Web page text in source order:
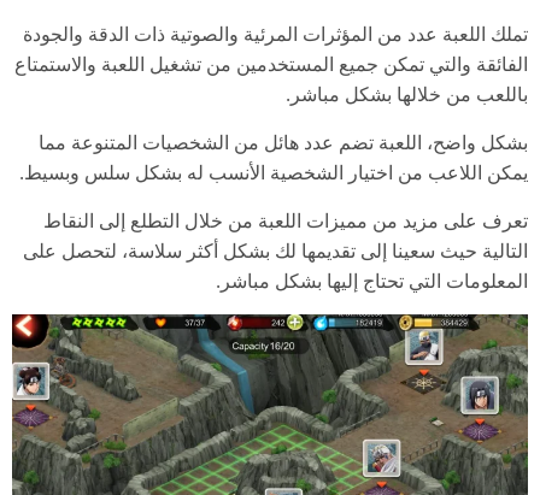
تملك اللعبة عدد من المؤثرات المرئية والصوتية ذات الدقة والجودة
الفائقة والتي تمكن جميع المستخدمين من تشغيل اللعبة والاستمتاع
باللعب من خلالها بشكل مباشر.
بشكل واضح، اللعبة تضم عدد هائل من الشخصيات المتنوعة مما
يمكن اللاعب من اختيار الشخصية الأنسب له بشكل سلس وبسيط.
تعرف على مزيد من مميزات اللعبة من خلال التطلع إلى النقاط
التالية حيث سعينا إلى تقديمها لك بشكل أكثر سلاسة، لتحصل على
المعلومات التي تحتاج إليها بشكل مباشر.